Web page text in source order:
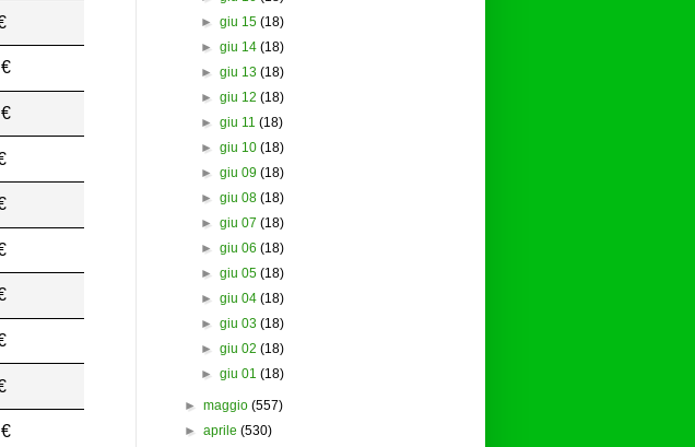
► giu 15 (18)
► giu 14 (18)
► giu 13 (18)
► giu 12 (18)
► giu 11 (18)
► giu 10 (18)
► giu 09 (18)
► giu 08 (18)
► giu 07 (18)
► giu 06 (18)
► giu 05 (18)
► giu 04 (18)
► giu 03 (18)
► giu 02 (18)
► giu 01 (18)
►maggio (557)
►aprile (530)